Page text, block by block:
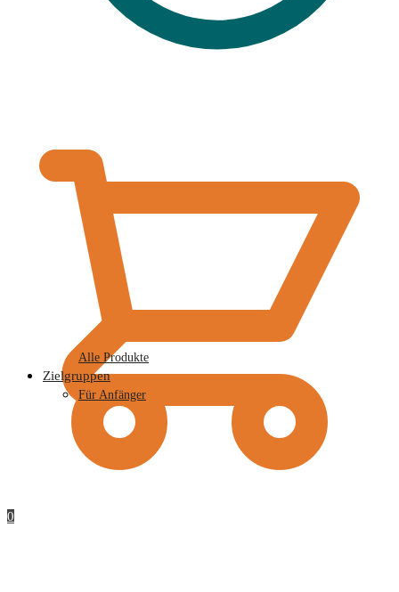
0
Alle Produkte
Zielgruppen
Für Anfänger